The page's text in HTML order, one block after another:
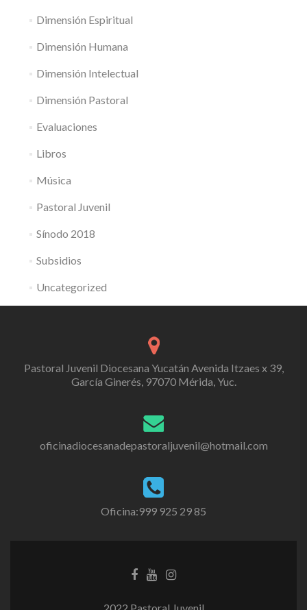
Dimensión Espiritual
Dimensión Humana
Dimensión Intelectual
Dimensión Pastoral
Evaluaciones
Libros
Música
Pastoral Juvenil
Sínodo 2018
Subsidios
Uncategorized
Pastoral Juvenil Diocesana Yucatán Avenida Itzaes x 39,
García Ginerés, 97070 Mérida, Yuc.
oficinadiocesanadepastoraljuvenil@hotmail.com
Oficina:999 925 29 85